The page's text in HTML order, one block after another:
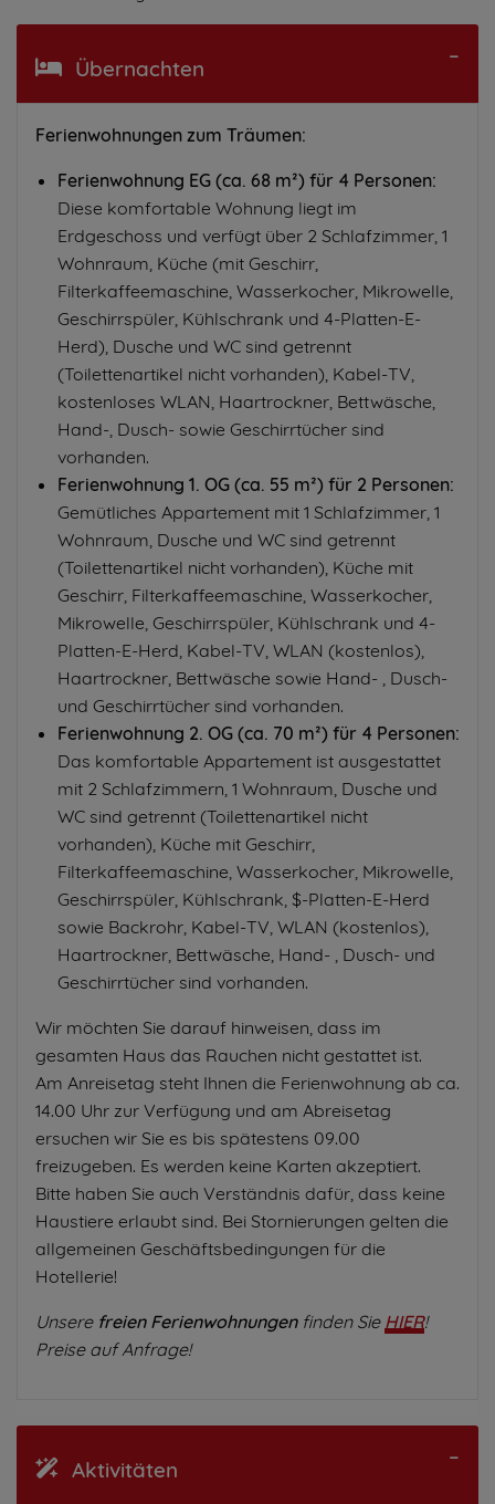
Übernachten
Ferienwohnungen zum Träumen:
Ferienwohnung EG (ca. 68 m²) für 4 Personen:
Diese komfortable Wohnung liegt im
Erdgeschoss und verfügt über 2 Schlafzimmer, 1
Wohnraum, Küche (mit Geschirr,
Filterkaffeemaschine, Wasserkocher, Mikrowelle,
Geschirrspüler, Kühlschrank und 4-Platten-E-
Herd), Dusche und WC sind getrennt
(Toilettenartikel nicht vorhanden), Kabel-TV,
kostenloses WLAN, Haartrockner, Bettwäsche,
Hand-, Dusch- sowie Geschirrtücher sind
vorhanden.
Ferienwohnung 1. OG (ca. 55 m²) für 2 Personen:
Gemütliches Appartement mit 1 Schlafzimmer, 1
Wohnraum, Dusche und WC sind getrennt
(Toilettenartikel nicht vorhanden), Küche mit
Geschirr, Filterkaffeemaschine, Wasserkocher,
Mikrowelle, Geschirrspüler, Kühlschrank und 4-
Platten-E-Herd, Kabel-TV, WLAN (kostenlos),
Haartrockner, Bettwäsche sowie Hand- , Dusch-
und Geschirrtücher sind vorhanden.
Ferienwohnung 2. OG (ca. 70 m²) für 4 Personen:
Das komfortable Appartement ist ausgestattet
mit 2 Schlafzimmern, 1 Wohnraum, Dusche und
WC sind getrennt (Toilettenartikel nicht
vorhanden), Küche mit Geschirr,
Filterkaffeemaschine, Wasserkocher, Mikrowelle,
Geschirrspüler, Kühlschrank, $-Platten-E-Herd
sowie Backrohr, Kabel-TV, WLAN (kostenlos),
Haartrockner, Bettwäsche, Hand- , Dusch- und
Geschirrtücher sind vorhanden.
Wir möchten Sie darauf hinweisen, dass im
gesamten Haus das Rauchen nicht gestattet ist.
Am Anreisetag steht Ihnen die Ferienwohnung ab ca.
14.00 Uhr zur Verfügung und am Abreisetag
ersuchen wir Sie es bis spätestens 09.00
freizugeben. Es werden keine Karten akzeptiert.
Bitte haben Sie auch Verständnis dafür, dass keine
Haustiere erlaubt sind. Bei Stornierungen gelten die
allgemeinen Geschäftsbedingungen für die
Hotellerie!
Unsere freien Ferienwohnungenfinden Sie HIER!
Preise auf Anfrage!
Aktivitäten